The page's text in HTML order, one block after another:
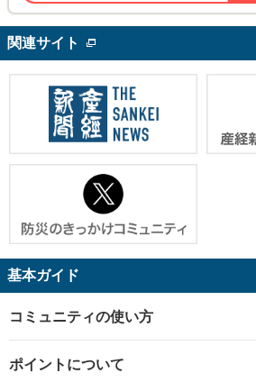
関連サイト
基本ガイド
コミュニティの使い方
ポイントについて